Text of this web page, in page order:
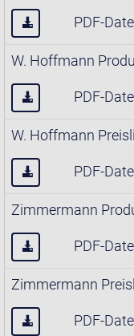
PDF-
W. Hoffmann
PDF-
W. Hoffmann
PDF-
Zimmermann
PDF-
Zimmermann
PDF-